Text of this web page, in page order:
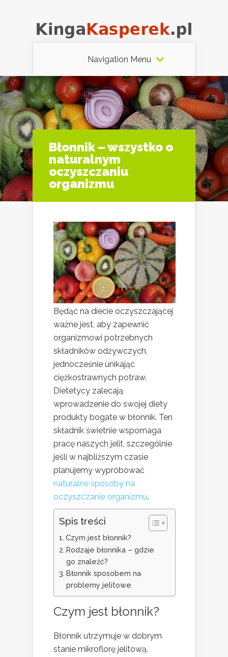
Navigation Menu
Błonnik – wszystko o
naturalnym
oczyszczaniu
organizmu
Będąc na diecie oczyszczającej
ważne jest, aby zapewnić
organizmowi potrzebnych
składników odżywczych,
jednocześnie unikając
ciężkostrawnych potraw.
Dietetycy zalecają
wprowadzenie do swojej diety
produkty bogate w błonnik. Ten
składnik świetnie wspomaga
pracę naszych jelit, szczególnie
jeśli w najbliższym czasie
planujemy wypróbować
naturalne sposoby na
oczyszczanie organizmu.
Spis treści
Czym jest błonnik?
Rodzaje błonnika – gdzie
go znaleźć?
Błonnik sposobem na
problemy jelitowe
Czym jest błonnik?
Błonnik utrzymuje w dobrym
stanie mikroflorę jelitową.